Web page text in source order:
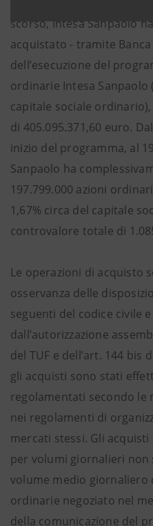
scorso, Intesa Sanpaolo
acquistato - tramite
dell’esecuzione del
ordinarie Intesa Sanpaolo
capitale sociale
di 405.095.371,60 euro.
inizio del programma, al
Sanpaolo ha
197.799.000 azioni
1,67% circa del capitale
controvalore totale di
Le operazioni di acquisto
osservanza delle
seguenti del codice civile
dall’autorizzazione
del TUF e dell’art. 144 bis
gli acquisti sono stati
regolamentati secondo le
nei regolamenti di
mercati stessi. Gli
per volumi giornalieri non
volume medio giornaliero
ordinarie negoziato nel
della comunicazione del